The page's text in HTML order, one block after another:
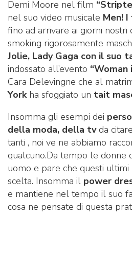
Demi Moore nel film
nel suo video musicale Men!
fino ad arrivare ai giorni nostri
smoking rigorosamente
Jolie, Lady Gaga con il suo
indossato all’evento “Woman
Cara Delevingne che al
Yorkha sfoggiato un tait
Insomma gli esempi dei
della moda, della tvda
tanti , noi ve ne abbiamo
qualcuno.Da tempo le donne
uomo e pare che questi
scelta. Insomma il power
e mantiene nel tempo il suo
cosa ne pensate di questa